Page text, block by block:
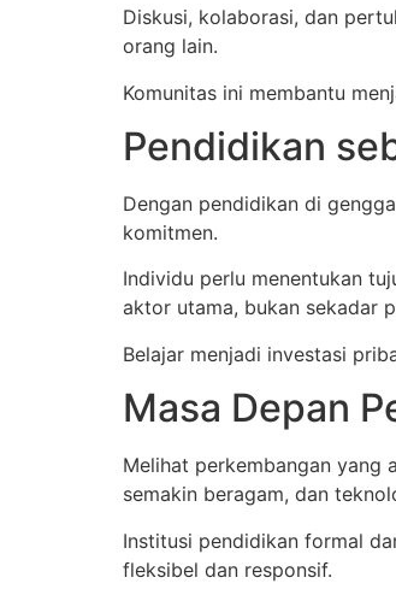
Diskusi, kolaborasi, dan
orang lain.
Komunitas ini membantu
Pendidikan
Dengan pendidikan di
komitmen.
Individu perlu menentukan
aktor utama, bukan sekadar
Belajar menjadi investasi
Masa Depan
Melihat perkembangan yang
semakin beragam, dan
Institusi pendidikan formal
fleksibel dan responsif.